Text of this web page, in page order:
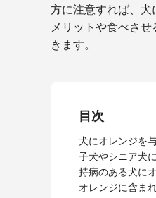
方に注意すれば、
メリットや食べさ
きます。
目次
犬にオレンジを
子犬やシニア犬
持病のある犬に
オレンジに含ま